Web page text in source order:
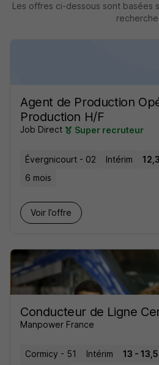
Les offres ci-dessous sont basées
recherche
Agent de Production
Production H/F
Job Direct Super recruteur
Évergnicourt - 02 Intérim
6 mois
Voir l’offre
Conducteur de Ligne
Manpower France
Cormicy - 51 Intérim
13 -